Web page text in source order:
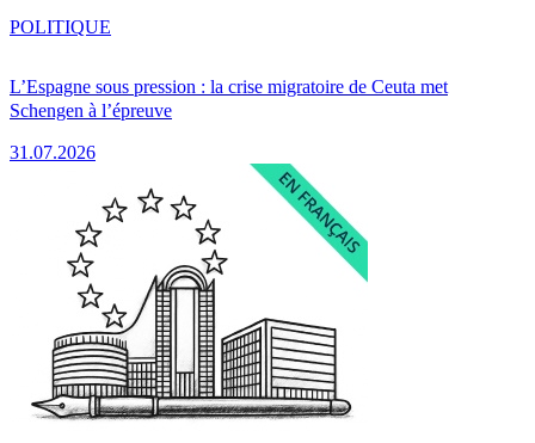
L’Espagne sous pression : la crise migratoire de Ceuta met
Schengen à l’épreuve
31.07.2026
POLITIQUE